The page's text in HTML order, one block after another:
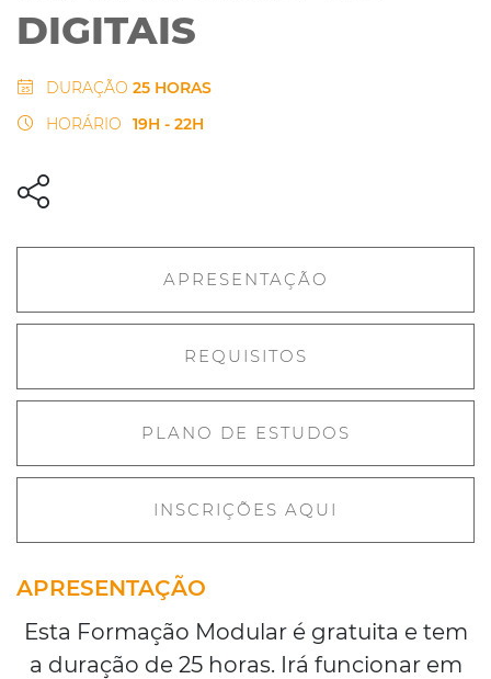
DIGITAIS
DURAÇÃO 25 HORAS
HORÁRIO
19H - 22H
APRESENTAÇÃO
Esta Formação Modular é gratuita e tem
a duração de 25 horas. Irá funcionar em
APRESENTAÇÃO
REQUISITOS
PLANO DE ESTUDOS
INSCRIÇÕES AQUI